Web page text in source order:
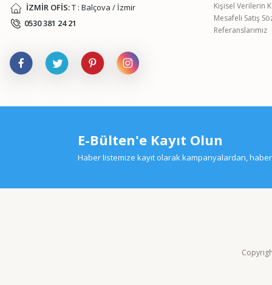
İZMİR OFİS:T : Balçova / İzmir
0530 381 24 21
Kişisel Verilerin
Mesafeli Satış
Referanslarımız
E-Bülten'e Kayıt Olun
Haber listemize kayıt olarak kampanyalardan,